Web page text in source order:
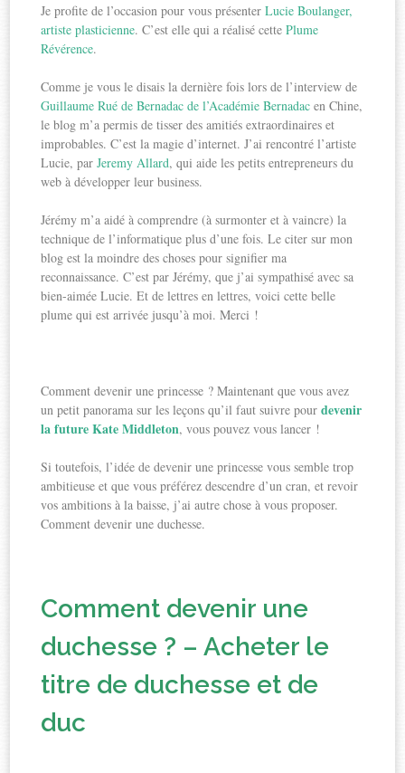
Je profite de l’occasion pour vous présenterLucie Boulanger,
artiste plasticienne. C’est elle qui a réalisé cettePlume
Révérence.
Comme je vous le disais la dernière fois lors de l’interview de
Guillaume Rué de Bernadac de l’Académie Bernadac en Chine,
le blog m’a permis de tisser des amitiés extraordinaires et
improbables. C’est la magie d’internet. J’ai rencontré l’artiste
Lucie, parJeremy Allard, qui aide les petits entrepreneurs du
web à développer leur business.
Jérémy m’a aidé à comprendre (à surmonter et à vaincre) la
technique de l’informatique plus d’une fois. Le citer sur mon
blog est la moindre des choses pour signifier ma
reconnaissance. C’est par Jérémy, que j’ai sympathisé avec sa
bien-aimée Lucie. Et de lettres en lettres, voici cette belle
plume qui est arrivée jusqu’à moi. Merci !
Comment devenir une princesse ? Maintenant que vous avez
un petit panorama sur les leçons qu’il faut suivre pourdevenir
la future Kate Middleton, vous pouvez vous lancer !
Si toutefois, l’idée de devenir une princesse vous semble trop
ambitieuse et que vous préférez descendre d’un cran, et revoir
vos ambitions à la baisse, j’ai autre chose à vous proposer.
Comment devenir une duchesse.
Comment devenir une
duchesse ? – Acheter le
titre de duchesse et de
duc